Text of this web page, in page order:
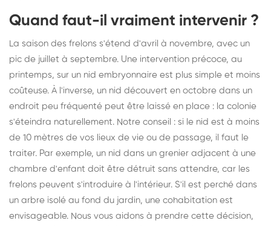
Quand faut-il vraiment intervenir ?
La saison des frelons s'étend d'avril à novembre, avec un
pic de juillet à septembre. Une intervention précoce, au
printemps, sur un nid embryonnaire est plus simple et moins
coûteuse. À l'inverse, un nid découvert en octobre dans un
endroit peu fréquenté peut être laissé en place : la colonie
s'éteindra naturellement. Notre conseil : si le nid est à moins
de 10 mètres de vos lieux de vie ou de passage, il faut le
traiter. Par exemple, un nid dans un grenier adjacent à une
chambre d'enfant doit être détruit sans attendre, car les
frelons peuvent s'introduire à l'intérieur. S'il est perché dans
un arbre isolé au fond du jardin, une cohabitation est
envisageable. Nous vous aidons à prendre cette décision,